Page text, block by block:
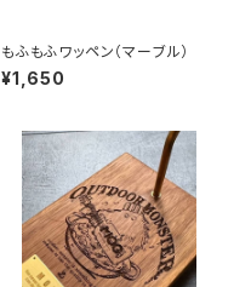
もふもふワッペン（マーブル）
¥1,650